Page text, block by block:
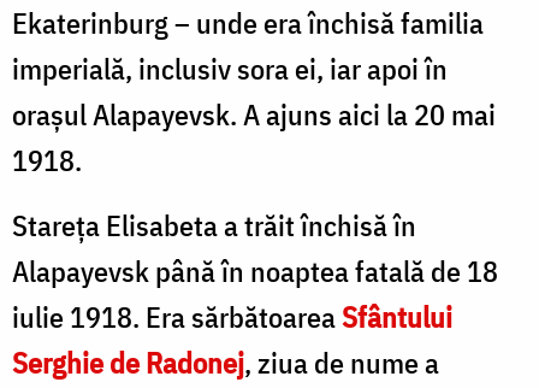
Ekaterinburg – unde era închisă familia
imperială, inclusiv sora ei, iar apoi în
orașul Alapayevsk. A ajuns aici la 20 mai
1918.
Stareța Elisabeta a trăit închisă în
Alapayevsk până în noaptea fatală de 18
iulie 1918. Era sărbătoareaSfântului
Serghie de Radonej, ziua de nume a